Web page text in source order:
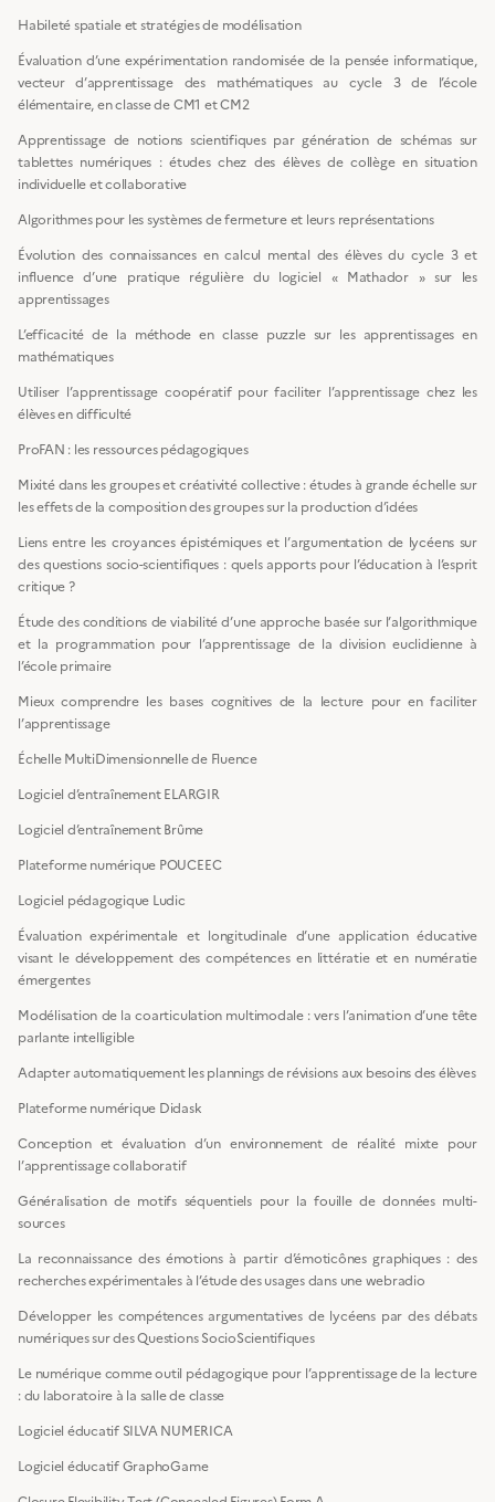
Habileté spatiale et stratégies de modélisation
Évaluation d’une expérimentation randomisée de la pensée informatique,
vecteur d’apprentissage des mathématiques au cycle 3 de l’école
élémentaire, en classe de CM1 et CM2
Apprentissage de notions scientifiques par génération de schémas sur
tablettes numériques : études chez des élèves de collège en situation
individuelle et collaborative
Algorithmes pour les systèmes de fermeture et leurs représentations
Évolution des connaissances en calcul mental des élèves du cycle 3 et
influence d’une pratique régulière du logiciel « Mathador » sur les
apprentissages
L’efficacité de la méthode en classe puzzle sur les apprentissages en
mathématiques
Utiliser l’apprentissage coopératif pour faciliter l’apprentissage chez les
élèves en difficulté
ProFAN : les ressources pédagogiques
Mixité dans les groupes et créativité collective : études à grande échelle sur
les effets de la composition des groupes sur la production d’idées
Liens entre les croyances épistémiques et l’argumentation de lycéens sur
des questions socio-scientifiques : quels apports pour l’éducation à l’esprit
critique ?
Étude des conditions de viabilité d’une approche basée sur l’algorithmique
et la programmation pour l’apprentissage de la division euclidienne à
l’école primaire
Mieux comprendre les bases cognitives de la lecture pour en faciliter
l’apprentissage
Échelle MultiDimensionnelle de Fluence
Logiciel d’entraînement ELARGIR
Logiciel d’entraînement Brûme
Plateforme numérique POUCEEC
Logiciel pédagogique Ludic
Évaluation expérimentale et longitudinale d’une application éducative
visant le développement des compétences en littératie et en numératie
émergentes
Modélisation de la coarticulation multimodale : vers l’animation d’une tête
parlante intelligible
Adapter automatiquement les plannings de révisions aux besoins des élèves
Plateforme numérique Didask
Conception et évaluation d’un environnement de réalité mixte pour
l’apprentissage collaboratif
Généralisation de motifs séquentiels pour la fouille de données multi-
sources
La reconnaissance des émotions à partir d’émoticônes graphiques : des
recherches expérimentales à l’étude des usages dans une webradio
Développer les compétences argumentatives de lycéens par des débats
numériques sur des Questions SocioScientifiques
Le numérique comme outil pédagogique pour l’apprentissage de la lecture
: du laboratoire à la salle de classe
Logiciel éducatif SILVA NUMERICA
Logiciel éducatif GraphoGame